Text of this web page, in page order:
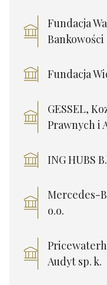
Fundacja
Bankowości
Fundacja
GESSEL,
Prawnych i
ING HUBS
Mercedes-
o.o.
Audyt sp. k.